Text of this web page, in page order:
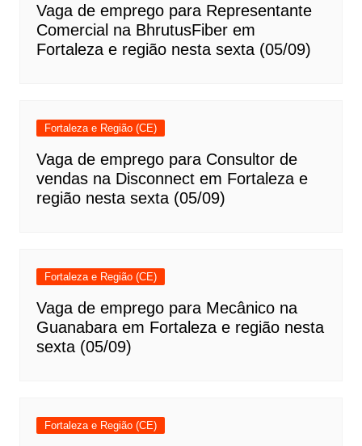
Vaga de emprego para Representante
Comercial na BhrutusFiber em
Fortaleza e região nesta sexta (05/09)
Fortaleza e Região (CE)
Vaga de emprego para Consultor de
vendas na Disconnect em Fortaleza e
região nesta sexta (05/09)
Fortaleza e Região (CE)
Vaga de emprego para Mecânico na
Guanabara em Fortaleza e região nesta
sexta (05/09)
Fortaleza e Região (CE)